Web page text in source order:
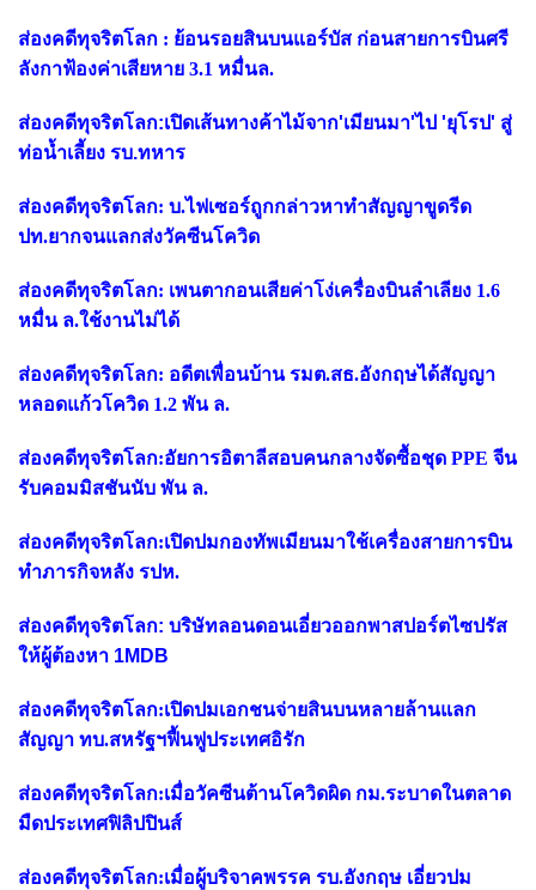
ส่องคดีทุจริตโลก : ย้อนรอยสินบนแอร์บัส ก่อนสายการบินศรี
ลังกาฟ้องค่าเสียหาย 3.1 หมื่นล.
ส่องคดีทุจริตโลก:เปิดเส้นทางค้าไม้จาก'เมียนมา'ไป 'ยุโรป' สู่
ท่อน้ำเลี้ยง รบ.ทหาร
ส่องคดีทุจริตโลก: บ.ไฟเซอร์ถูกกล่าวหาทำสัญญาขูดรีด
ปท.ยากจนแลกส่งวัคซีนโควิด
ส่องคดีทุจริตโลก: เพนตากอนเสียค่าโง่เครื่องบินลำเลียง 1.6
หมื่น ล.ใช้งานไม่ได้
ส่องคดีทุจริตโลก: อดีตเพื่อนบ้าน รมต.สธ.อังกฤษได้สัญญา
หลอดแก้วโควิด 1.2 พัน ล.
ส่องคดีทุจริตโลก:อัยการอิตาลีสอบคนกลางจัดซื้อชุด PPE จีน
รับคอมมิสชันนับ พัน ล.
ส่องคดีทุจริตโลก:เปิดปมกองทัพเมียนมาใช้เครื่องสายการบิน
ทำภารกิจหลัง รปห.
ส่องคดีทุจริตโลก: บริษัทลอนดอนเอี่ยวออกพาสปอร์ตไซปรัส
ให้ผู้ต้องหา 1MDB
ส่องคดีทุจริตโลก:เปิดปมเอกชนจ่ายสินบนหลายล้านแลก
สัญญา ทบ.สหรัฐฯฟื้นฟูประเทศอิรัก
ส่องคดีทุจริตโลก:เมื่อวัคซีนต้านโควิดผิด กม.ระบาดในตลาด
มืดประเทศฟิลิปปินส์
ส่องคดีทุจริตโลก:เมื่อผู้บริจาคพรรค รบ.อังกฤษ เอี่ยวปม